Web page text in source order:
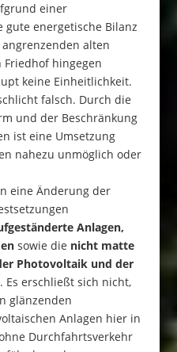
einer
gute energetische Bilanz
alten
hingegen
keine Einheitlichkeit.
falsch. Durch die
und der Beschränkung
ist eine Umsetzung
nahezu unmöglich oder
eine Änderung der
Anlagen,
sowie die nicht matte
Photovoltaik und der
erschließt sich nicht,
glänzenden
Anlagen hier in
Durchfahrtsverkehr